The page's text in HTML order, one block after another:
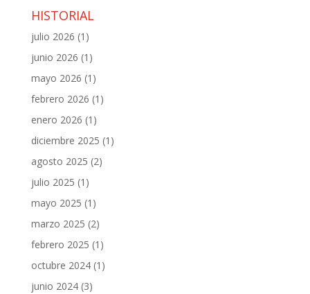
HISTORIAL
julio 2026 (1)
junio 2026 (1)
mayo 2026 (1)
febrero 2026 (1)
enero 2026 (1)
diciembre 2025 (1)
agosto 2025 (2)
julio 2025 (1)
mayo 2025 (1)
marzo 2025 (2)
febrero 2025 (1)
octubre 2024(1)
junio 2024(3)